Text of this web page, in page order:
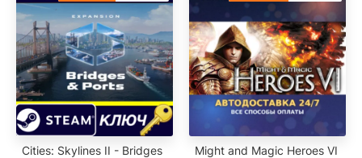
Cities: Skylines II - Bridges
Might and Magic Heroes VI